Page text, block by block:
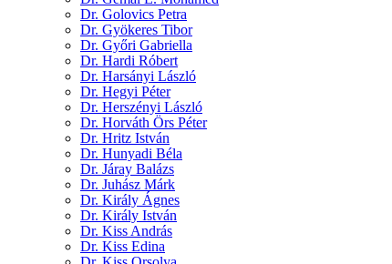
Dr. Golovics Petra
Dr. Gyökeres Tibor
Dr. Győri Gabriella
Dr. Hardi Róbert
Dr. Harsányi László
Dr. Hegyi Péter
Dr. Herszényi László
Dr. Horváth Örs Péter
Dr. Hritz István
Dr. Hunyadi Béla
Dr. Járay Balázs
Dr. Juhász Márk
Dr. Király Ágnes
Dr. Király István
Dr. Kiss András
Dr. Kiss Edina